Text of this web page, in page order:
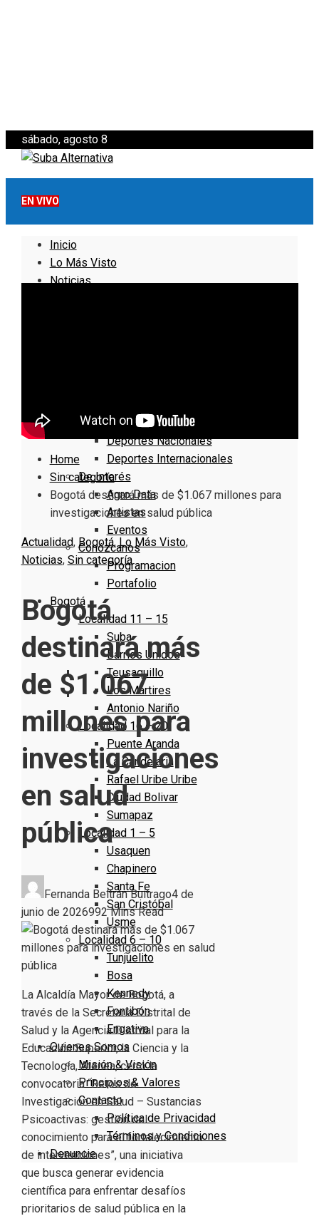
sábado, agosto 8
EN VIVO
Inicio
Lo Más Visto
Noticias
Deportes Locales
Deportes Nacionales
Deportes Internacionales
De Interés
Agro Data
Artistas
Eventos
Conózcanos
Programacion
Portafolio
Bogotá
Localidad 11 – 15
Suba
Barrios Unidos
Teusaquillo
Los Mártires
Antonio Nariño
Localidad 16 – 20
Puente Aranda
La Candelaria
Rafael Uribe Uribe
Ciudad Bolivar
Sumapaz
Localidad 1 – 5
Usaquen
Chapinero
Santa Fe
San Cristóbal
Usme
Localidad 6 – 10
Tunjuelito
Bosa
Kennedy
Fontibón
Engativa
Quienes Somos
Misión & Visión
Principios & Valores
Contacto
Política de Privacidad
Términos y Condiciones
Denuncie
Home
Sin categoría
Bogotá destinará más de $1.067 millones para
investigaciones en salud pública
Actualidad, Bogotá, Lo Más Visto,
Noticias, Sin categoría
Bogotá
destinará más
de $1.067
millones para
investigaciones
en salud
pública
Fernanda Beltrán Buitrago4 de
junio de 2026992 Mins Read
La Alcaldía Mayor de Bogotá, a
través de la Secretaría Distrital de
Salud y la Agencia Distrital para la
Educación Superior, la Ciencia y la
Tecnología, Atenea, cerró la
convocatoria “Retos de
Investigación en Salud – Sustancias
Psicoactivas: gestión del
conocimiento para el fortalecimiento
de intervenciones”, una iniciativa
que busca generar evidencia
científica para enfrentar desafíos
prioritarios de salud pública en la